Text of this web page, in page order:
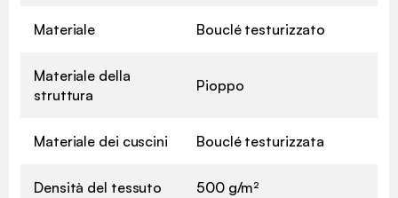
Materiale Bouclé testurizzato
Materiale della
struttura
Pioppo
Materiale dei cuscini Bouclé testurizzata
Densità del tessuto 500 g/m²